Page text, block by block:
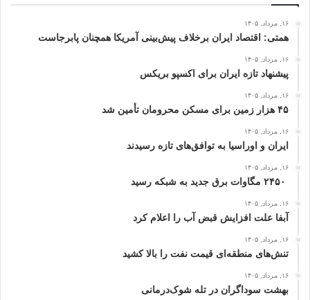
۱۶, مرداد, ۱۴۰۵
همتی: اقتصاد ایران برخلاف پیش‌بینی آمریکا همچنان پابرجاست
۱۶, مرداد, ۱۴۰۵
پیشنهاد تازه ایران برای اکسپو بریکس
۱۶, مرداد, ۱۴۰۵
۴۵ هزار زمین برای مسکن محرومان تأمین شد
۱۶, مرداد, ۱۴۰۵
ایران و اوراسیا به توافق‌های تازه رسیدند
۱۶, مرداد, ۱۴۰۵
۱۶, مرداد, ۱۴۰۵
آبفا علت افزایش قبض آب را اعلام کرد
۱۶, مرداد, ۱۴۰۵
تنش‌های منطقه‌ای قیمت نفت را بالا کشید
۱۶, مرداد, ۱۴۰۵
بهشت سوداگران در تله شوک‌درمانی